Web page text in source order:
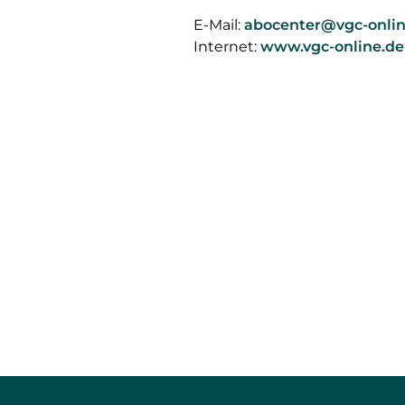
E-Mail: abocenter@vgc-
Internet: www.vgc-online.de